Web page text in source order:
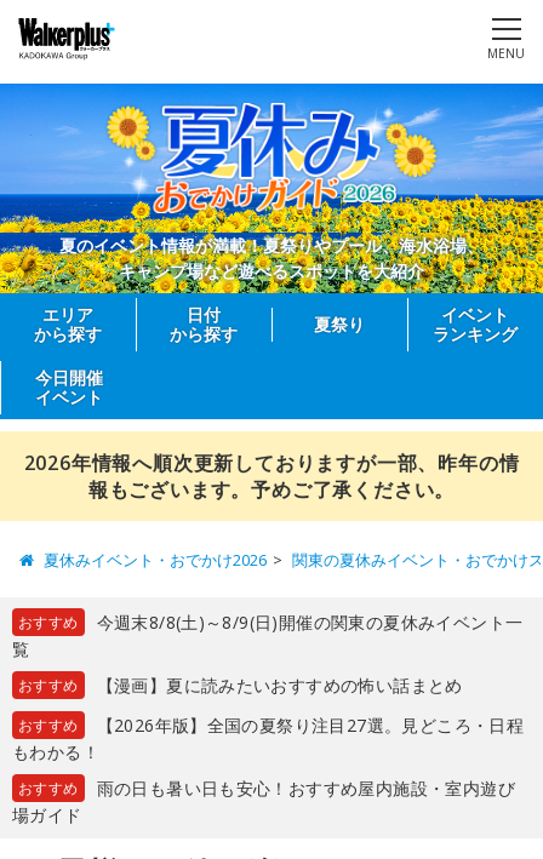
MENU
夏のイベント情報が満載！夏祭りやプール、海水浴場、
キャンプ場など遊べるスポットを大紹介
エリア
から探す
日付
から探す
夏祭り
イベント
ランキング
今日開催
イベント
2026年情報へ順次更新しておりますが一部、昨年の情
報もございます。予めご了承ください。
夏休みイベント・おでかけ2026 関東の夏休みイベント・おでかけ
おすすめ
今週末8/8(土)～8/9(日)開催の関東の夏休みイベント一
覧
おすすめ 【漫画】夏に読みたいおすすめの怖い話まとめ
おすすめ
【2026年版】全国の夏祭り注目27選。見どころ・日程
もわかる！
おすすめ
雨の日も暑い日も安心！おすすめ屋内施設・室内遊び
場ガイド